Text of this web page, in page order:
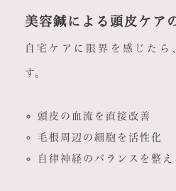
美容鍼による頭皮ケア
自宅ケアに限界を感じたら
す。
頭皮の血流を直接改善
毛根周辺の細胞を活性化
自律神経のバランスを整え